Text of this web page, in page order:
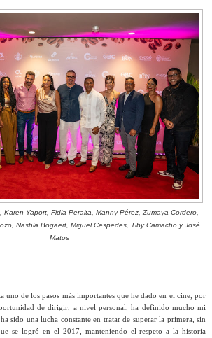
Yaport, Fidia Peralta, Manny Pérez, Zumaya Cordero,
Nashla Bogaert, Miguel Cespedes, Tiby Camacho y José
Matos
uno de los pasos más importantes que he dado en el cine, por
de dirigir, a nivel personal, ha definido mucho mi
sido una lucha constante en tratar de superar la primera, sin
se logró en el 2017, manteniendo el respeto a la historia